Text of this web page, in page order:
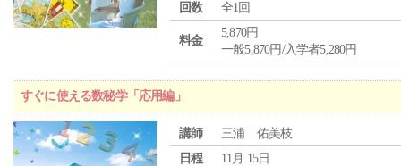
回数
全1回
料金
5,870円
一般5,870円/入学者5,280円
すぐに使える数秘学「応用編」
講師
三浦 佑美枝
日程
11月 15日